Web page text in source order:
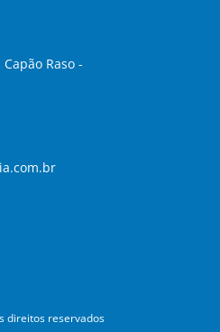
Raso -
direitos reservados